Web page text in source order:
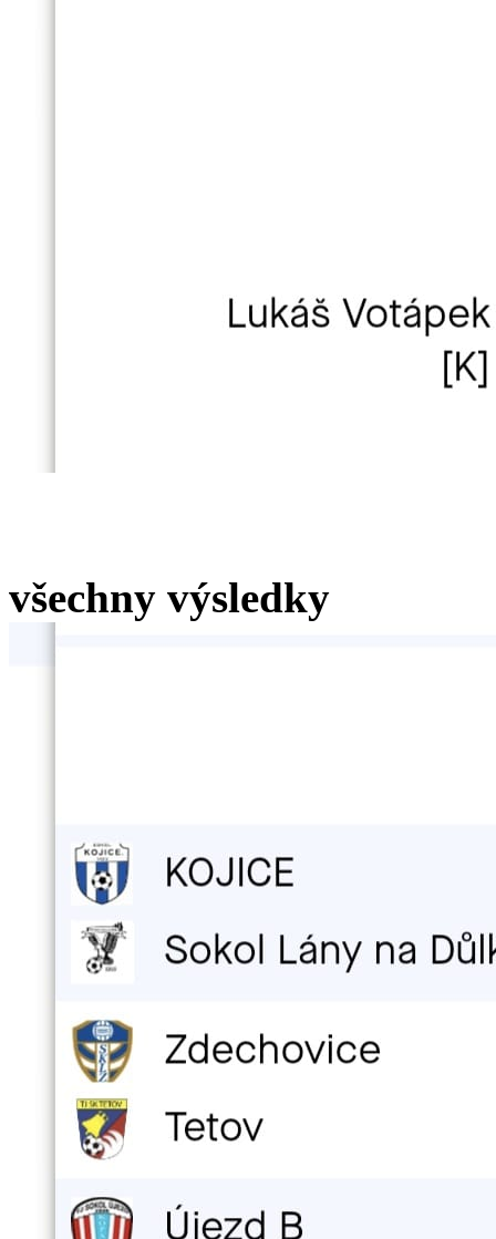
všechny výsledky